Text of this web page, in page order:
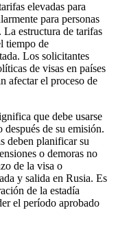
elevadas para
para personas
estructura de tarifas
tiempo de
Los solicitantes
de visas en países
afectar el proceso de
que debe usarse
de su emisión.
deben planificar su
o demoras no
de la visa o
y salida en Rusia. Es
de la estadía
el período aprobado